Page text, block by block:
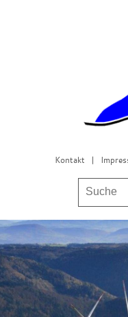
Kontakt |
Leben in